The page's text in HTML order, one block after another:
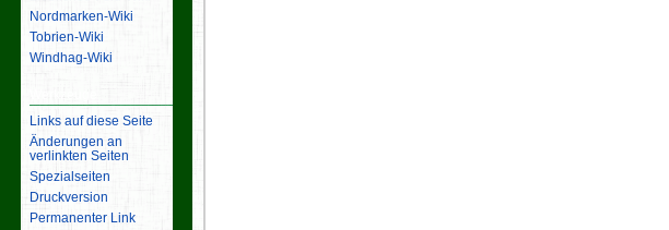
Nordmarken-Wiki
Tobrien-Wiki
Windhag-Wiki
Links auf diese Seite
Änderungen an
verlinkten Seiten
Spezialseiten
Druckversion
Permanenter Link